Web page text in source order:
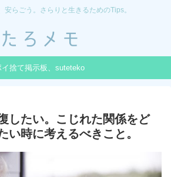
安らごう。さらりと生きるためのTips。
イ捨て掲示板、suteteko
したい。こじれた関係をど
い時に考えるべきこと。